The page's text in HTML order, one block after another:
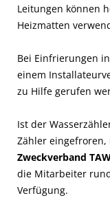
Leitungen können
Heizmatten
Bei Einfrierungen
einem
zu Hilfe gerufen
Ist der
Zähler
Zweckverband
die Mitarbeiter
Verfügung.